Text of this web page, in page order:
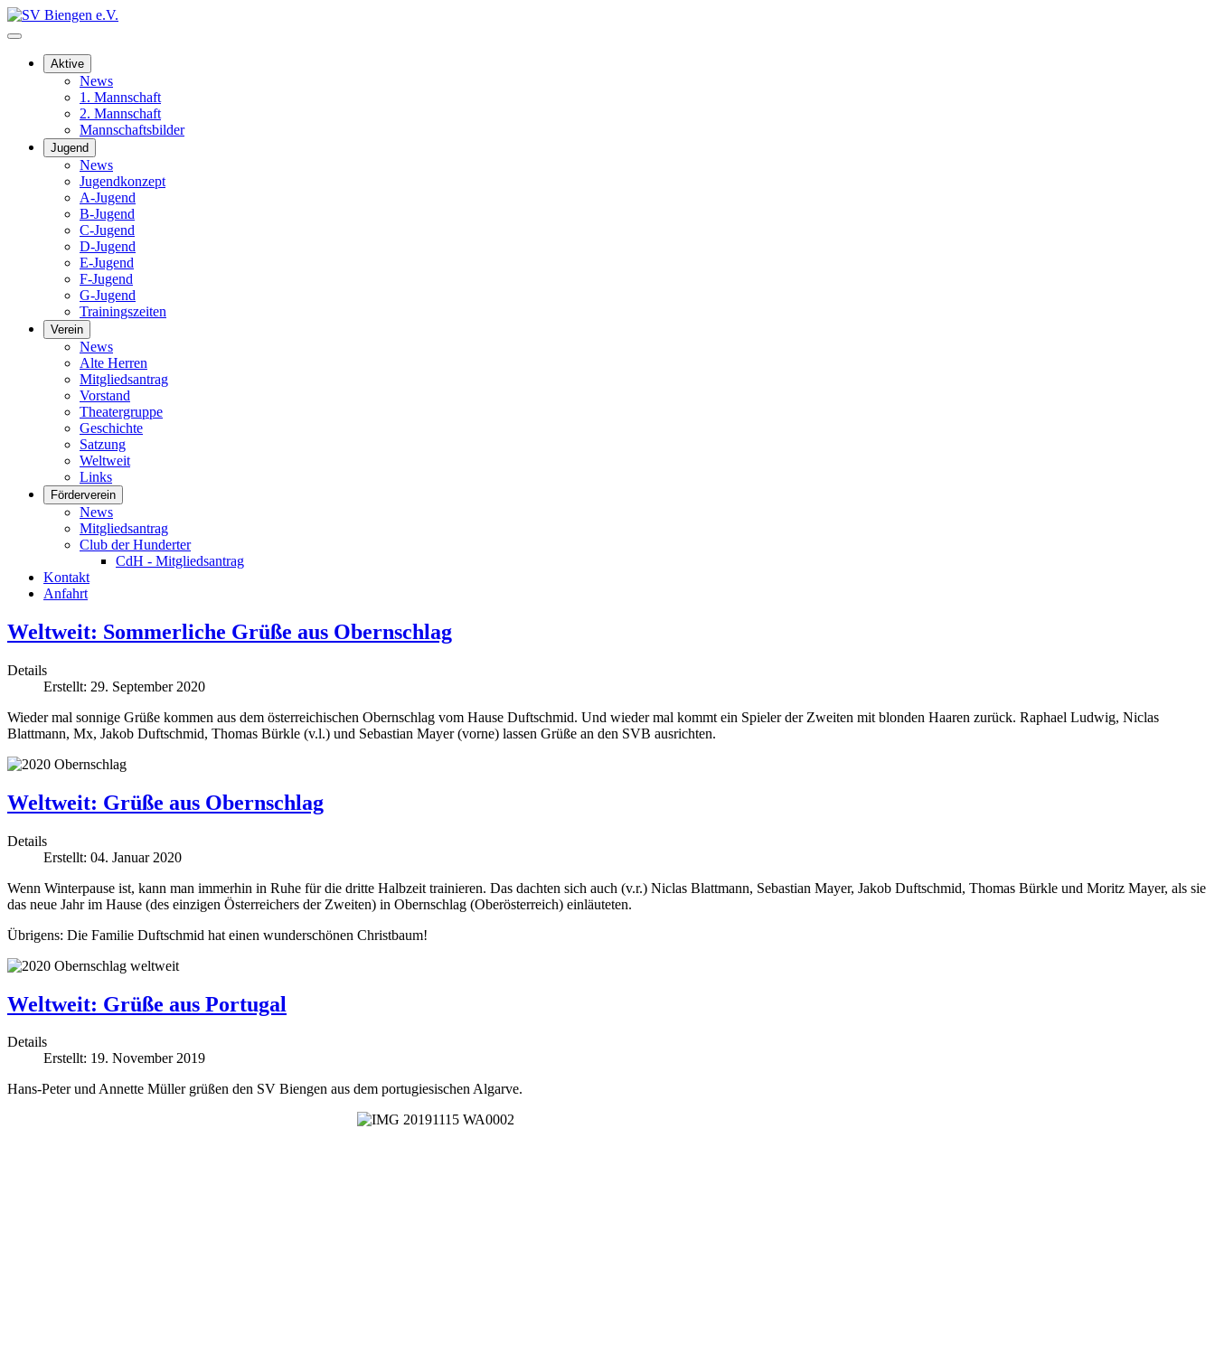
Aktive
News
1. Mannschaft
2. Mannschaft
Mannschaftsbilder
Jugend
News
Jugendkonzept
A-Jugend
B-Jugend
C-Jugend
D-Jugend
E-Jugend
F-Jugend
G-Jugend
Trainingszeiten
Verein
News
Alte Herren
Mitgliedsantrag
Vorstand
Theatergruppe
Geschichte
Satzung
Weltweit
Links
Förderverein
News
Mitgliedsantrag
Club der Hunderter
CdH - Mitgliedsantrag
Kontakt
Anfahrt
Weltweit: Sommerliche Grüße aus Obernschlag
Details
Erstellt: 29. September 2020
Wieder mal sonnige Grüße kommen aus dem österreichischen Obernschlag vom Hause Duftschmid. Und wieder mal kommt ein Spieler der Zweiten mit blonden Haaren zurück. Raphael Ludwig, Niclas
Blattmann, Mx, Jakob Duftschmid, Thomas Bürkle (v.l.) und Sebastian Mayer (vorne) lassen Grüße an den SVB ausrichten.
Weltweit: Grüße aus Obernschlag
Details
Erstellt: 04. Januar 2020
Wenn Winterpause ist, kann man immerhin in Ruhe für die dritte Halbzeit trainieren. Das dachten sich auch (v.r.) Niclas Blattmann, Sebastian Mayer, Jakob Duftschmid, Thomas Bürkle und Moritz Mayer, als sie
das neue Jahr im Hause (des einzigen Österreichers der Zweiten) in Obernschlag (Oberösterreich) einläuteten.
Übrigens: Die Familie Duftschmid hat einen wunderschönen Christbaum!
Weltweit: Grüße aus Portugal
Details
Erstellt: 19. November 2019
Hans-Peter und Annette Müller grüßen den SV Biengen aus dem portugiesischen Algarve.